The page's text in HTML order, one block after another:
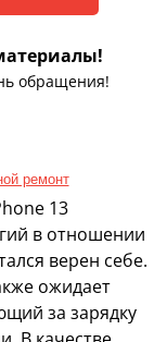
обращения!
ремонт
13
в отношении
верен себе.
ожидает
за зарядку